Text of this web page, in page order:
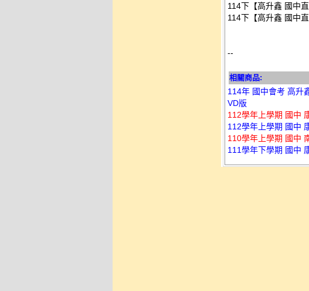
114下【高升鑫 國中
114下【高升鑫 國中
--
相關商品:
114年 國中會考 高升
VD版
112學年上學期 國中
112學年上學期 國中
110學年上學期 國中
111學年下學期 國中